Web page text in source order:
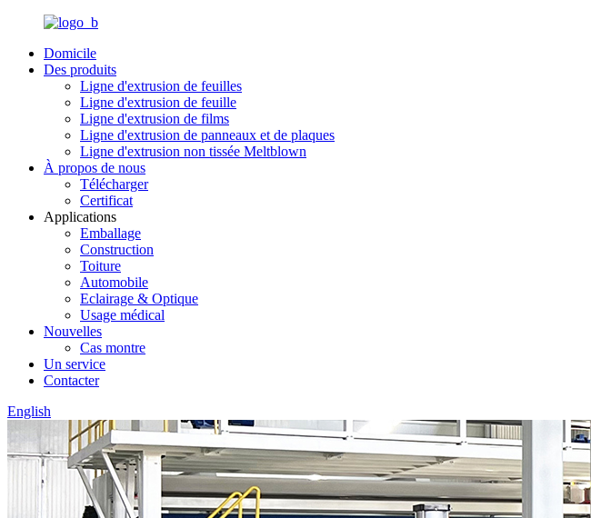
Domicile
Des produits
Ligne d'extrusion de feuilles
Ligne d'extrusion de feuille
Ligne d'extrusion de films
Ligne d'extrusion de panneaux et de plaques
Ligne d'extrusion non tissée Meltblown
À propos de nous
Télécharger
Certificat
Applications
Emballage
Construction
Toiture
Automobile
Eclairage & Optique
Usage médical
Nouvelles
Cas montre
Un service
Contacter
English